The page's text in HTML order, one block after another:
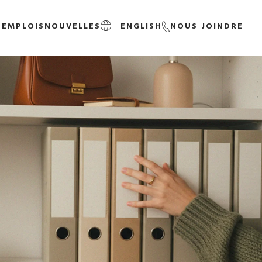
EMPLOISNOUVELLES ENGLISH NOUS JOINDRE